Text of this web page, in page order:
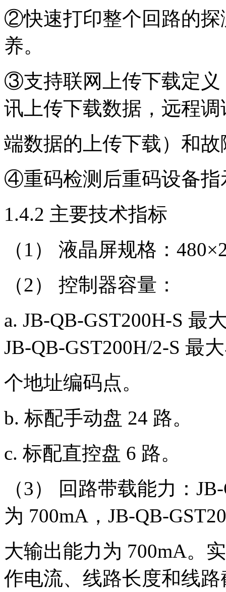
②快速打印整个回路的探
养。
③支持联网上传下载定义
讯上传下载数据，远程
端数据的上传下载）和
④重码检测后重码设备指
1.4.2 主要技术指标
（1） 液晶屏规格：
（2） 控制器容量：
a. JB-QB-GST200H-S 最
JB-QB-GST200H/2-S 最
个地址编码点。
b. 标配手动盘 24 路。
c. 标配直控盘 6 路。
（3） 回路带载能力：
为 700mA，JB-QB-
大输出能力为 700mA。
作电流、线路长度和线